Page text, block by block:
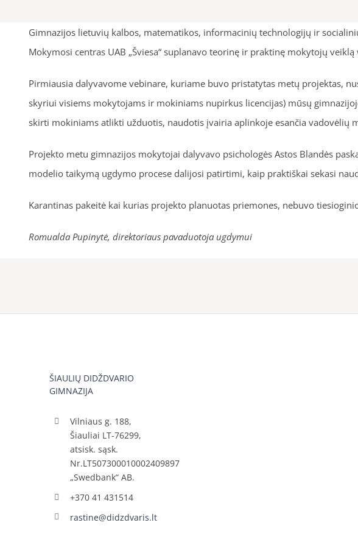
Gimnazijos lietuvių kalbos, matematikos, informacinių technologijų ir
Mokymosi centras UAB „Šviesa“ suplanavo teorinę ir praktinę mokytojų
Pirmiausia dalyvavome vebinare, kuriame buvo pristatytas metų projektas,
skyriui visiems mokytojams ir mokiniams nupirkus licencijas) mūsų
skirti mokiniams atlikti užduotis, naudotis įvairia aplinkoje esančia vadovėlių
Projekto metu gimnazijos mokytojai dalyvavo psichologės Astos Blandės
modelio taikymą ugdymo procese dalijosi patirtimi, kaip praktiškai sekasi
Karantinas pakeitė kai kurias projekto planuotas priemones, nebuvo
Romualda Pupinytė, direktoriaus pavaduotoja ugdymui
ŠIAULIŲ DIDŽDVARIO
GIMNAZIJA
Vilniaus g. 188,
Šiauliai LT-76299,
atsisk. sąsk.
Nr.LT507300010002409897
„Swedbank“ AB.
+370 41 431514
rastine@didzdvaris.lt